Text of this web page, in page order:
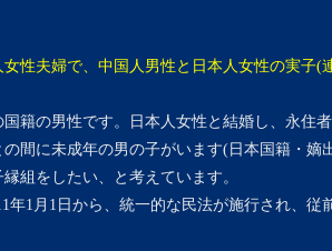
女性夫婦で、中国人男性と日本人女性の実子(
籍の男性です。日本人女性と結婚し、永住
間に未成年の男の子がいます(日本国籍・嫡
組をしたい、と考えています。
年1月1日から、統一的な民法が施行され、